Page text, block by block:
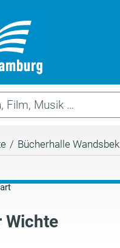
/ Bücherhalle Wandsbek
Wichte